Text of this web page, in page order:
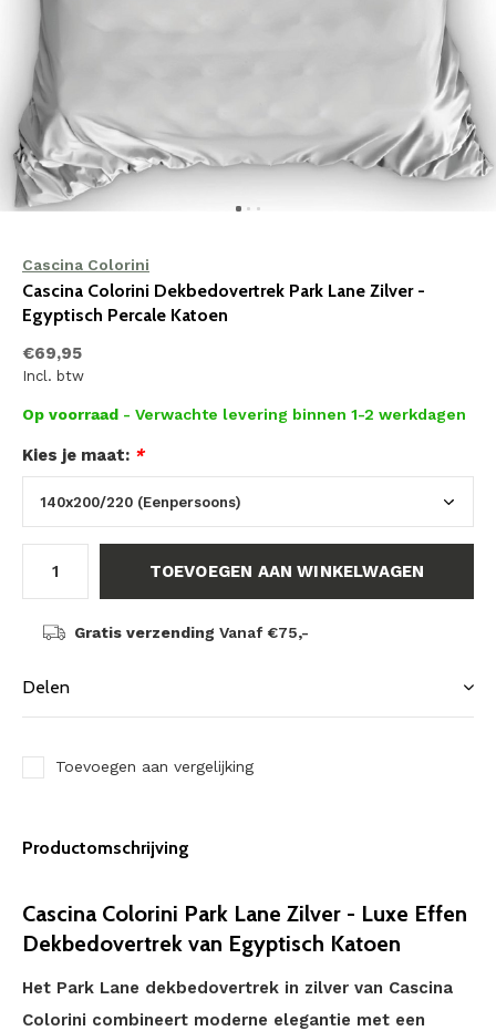
Cascina Colorini
Cascina Colorini Dekbedovertrek Park Lane Zilver -
Egyptisch Percale Katoen
€69,95
Incl. btw
Op voorraad - Verwachte levering binnen 1-2 werkdagen
Kies je maat: *
TOEVOEGEN AAN WINKELWAGEN
Gratis verzending Vanaf €75,-
Delen
Toevoegen aan vergelijking
Productomschrijving
Cascina Colorini Park Lane Zilver - Luxe Effen
Dekbedovertrek van Egyptisch Katoen
Het Park Lane dekbedovertrek in zilver van Cascina
Colorini combineert moderne elegantie met een